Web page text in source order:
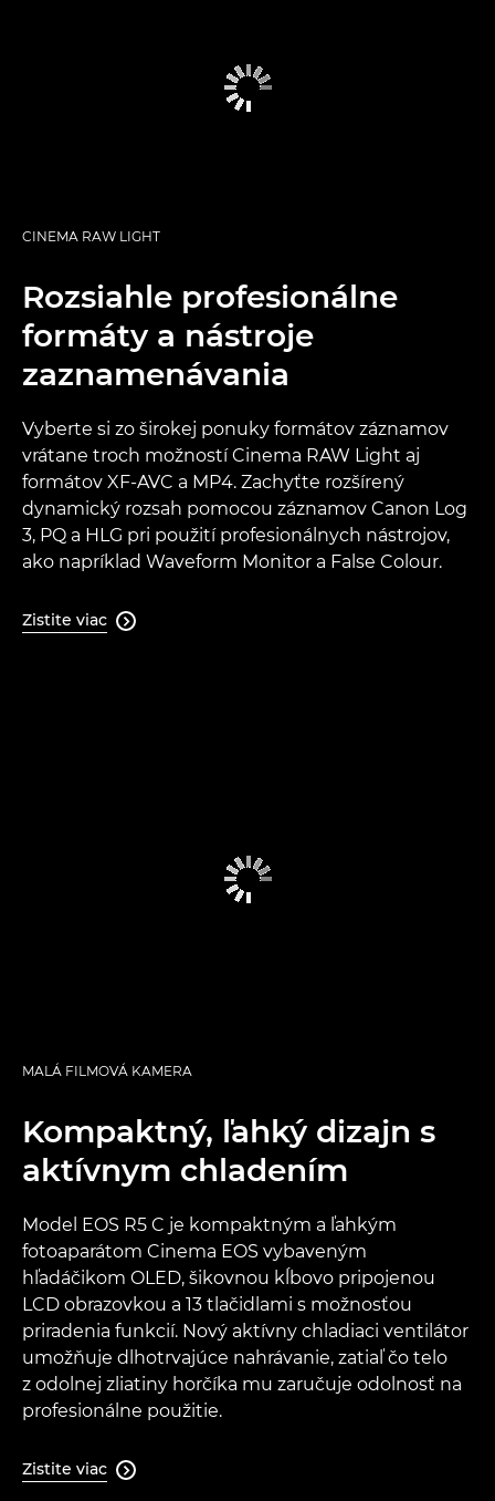
CINEMA RAW LIGHT
Rozsiahle profesionálne
formáty a nástroje
zaznamenávania
Vyberte si zo širokej ponuky formátov záznamov
vrátane troch možností Cinema RAW Light aj
formátov XF-AVC a MP4. Zachyťte rozšírený
dynamický rozsah pomocou záznamov Canon Log
3, PQ a HLG pri použití profesionálnych nástrojov,
ako napríklad Waveform Monitor a False Colour.
Zistite viac 
MALÁ FILMOVÁ KAMERA
Kompaktný, ľahký dizajn s
aktívnym chladením
Model EOS R5 C je kompaktným a ľahkým
fotoaparátom Cinema EOS vybaveným
hľadáčikom OLED, šikovnou kĺbovo pripojenou
LCD obrazovkou a 13 tlačidlami s možnosťou
priradenia funkcií. Nový aktívny chladiaci ventilátor
umožňuje dlhotrvajúce nahrávanie, zatiaľ čo telo
z odolnej zliatiny horčíka mu zaručuje odolnosť na
profesionálne použitie.
Zistite viac 